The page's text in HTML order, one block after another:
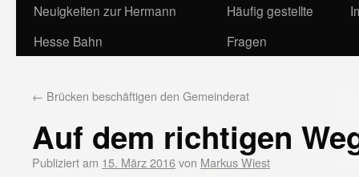
Neuigkeiten zur Hermann
Hesse Bahn
Häufig gestellte
Fragen
← Brücken beschäftigen den Gemeinderat
Auf dem richtigen
Publiziert am 15. März 2016von Markus Wiest